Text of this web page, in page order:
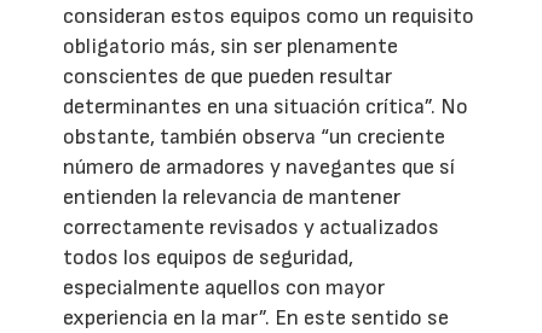
consideran estos equipos como un requisito
obligatorio más, sin ser plenamente
conscientes de que pueden resultar
determinantes en una situación crítica”. No
obstante, también observa “un creciente
número de armadores y navegantes que sí
entienden la relevancia de mantener
correctamente revisados y actualizados
todos los equipos de seguridad,
especialmente aquellos con mayor
experiencia en la mar”. En este sentido se